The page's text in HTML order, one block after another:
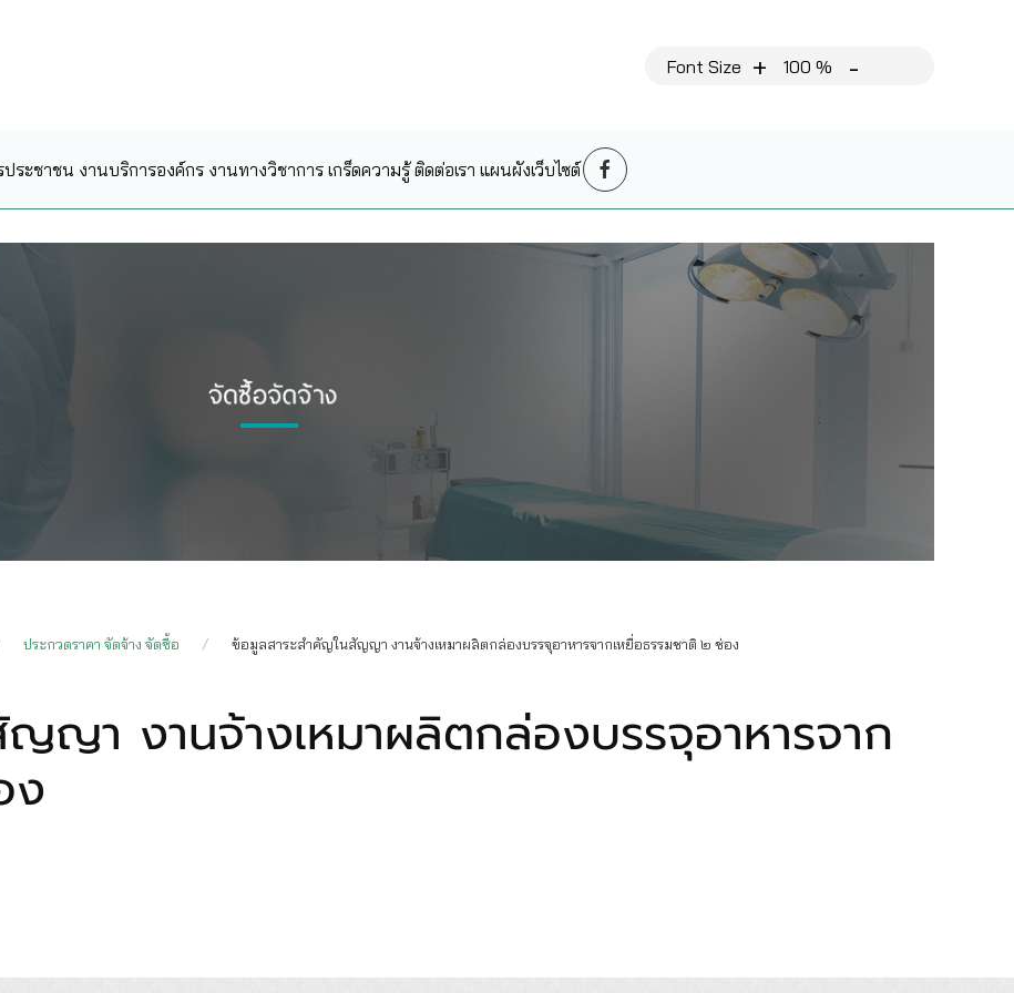
Font Size + 100 % -
ประชาชน งานบริการองค์กร งานทางวิชาการ เกร็ดความรู้ ติดต่อเรา แผนผังเว็บไซต์
ประกวดราคา จัดจ้าง จัดซื้อ ข้อมูลสาระสำคัญในสัญญา งานจ้างเหมาผลิตกล่องบรรจุอาหารจากเหยื่อธรรมชาติ ๒ ช่อง
ญา งานจ้างเหมาผลิตกล่องบรรจุอาหารจาก
ง